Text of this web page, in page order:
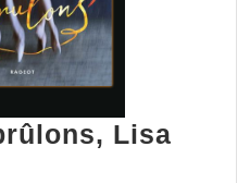
Lisa